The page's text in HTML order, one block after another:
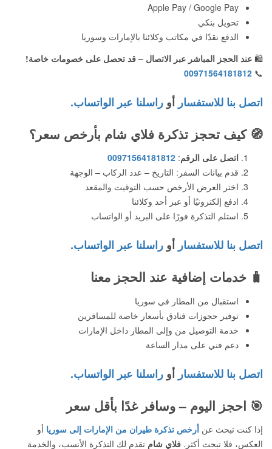
Apple Pay / Google Pay
تحويل بنكي
الدفع نقدًا في مكاتب وكلائنا بالإمارات وسوريا
🛍️ عند الحجز المباشر عبر الاتصال – قد تحصل على خصومات خاصة!
📞
00971564181812
اتصل بنا للاستفسار أو راسلنا عبر الواتساب.
🧭كيف تحجز تذكرة فلاي شام بأرخص سعر؟
اتصل على الرقم:
00971564181812
قدم بيانات السفر: التاريخ – عدد الركاب – الوجهة
اختر العرض الأرخص حسب التوقيت والمقعد
ادفع إلكترونيًا أو عبر أحد وكلائنا
استلم التذكرة فورًا على البريد أو الواتساب
اتصل بنا للاستفسار أو راسلنا عبر الواتساب.
🧳 خدمات إضافية عند الحجز معنا
استقبال من المطار في سوريا
توفير حجوزات فنادق بأسعار خاصة للمسافرين
خدمة التوصيل من وإلى المطار داخل الإمارات
دعم فني على مدار الساعة
اتصل بنا للاستفسار أو راسلنا عبر الواتساب.
🎯 احجز اليوم – وسافر غدًا بأقل سعر
إذا كنت تبحث عن أرخص تذكرة طيران من الإمارات إلى سوريا أو
العكس، فلا تبحث أكثر. فلاي شام تقدم لك التذكرة الأنسب، والخدمة